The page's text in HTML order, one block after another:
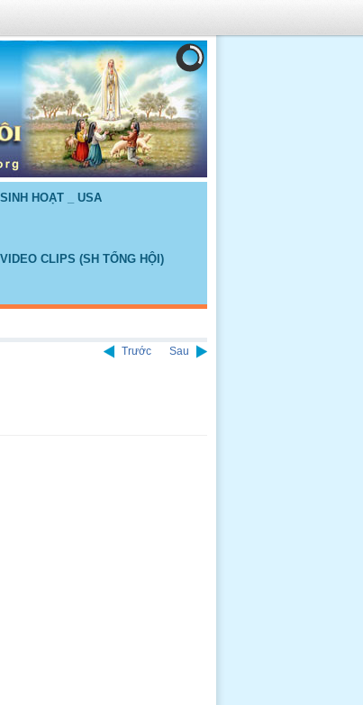
HOẠT _ USA
VIDEO CLIPS (SH TỔNG HỘI)
Trước Sau